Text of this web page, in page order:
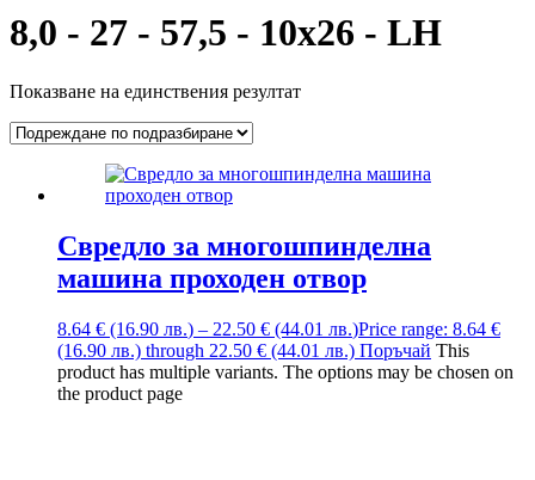
8,0 - 27 - 57,5 - 10x26 - LH
Показване на единствения резултат
Свредло за многошпинделна
машина проходен отвор
8.64 € (16.90 лв.) – 22.50 € (44.01 лв.)Price range: 8.64 €
(16.90 лв.) through 22.50 € (44.01 лв.) Поръчай This
product has multiple variants. The options may be chosen on
the product page